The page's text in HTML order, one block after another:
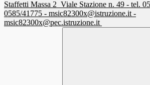
Staffetti Massa 2 Viale Stazione n. 49 - tel.
0585/41775 - msic82300x@istruzione.it -
msic82300x@pec.istruzione.it